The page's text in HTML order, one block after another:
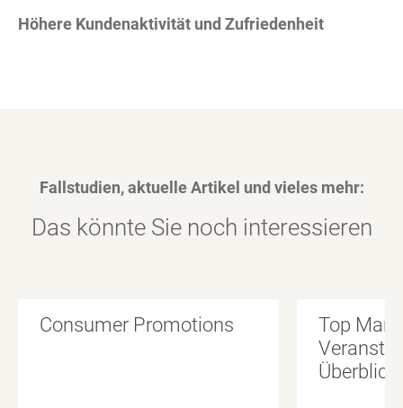
Höhere Kundenaktivität und Zufriedenheit
Fallstudien, aktuelle Artikel und vieles mehr:
Das könnte Sie noch interessieren
Consumer Promotions
Top
Überblick